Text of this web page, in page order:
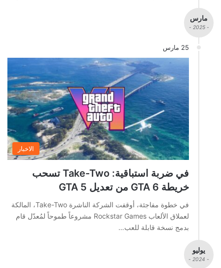
مارس
- 2025 -
25 مارس
الاخبار
في ضربة استباقية: Take-Two تسحب
خريطة GTA 6 من تعديل GTA 5
في خطوة مفاجئة، أوقفت الشركة الناشرة Take-Two، المالكة
لعملاق الألعاب Rockstar Games مشروعاً طموحاً لمُعدّل قام
بدمج نسخة قابلة للعب…
يوليو
- 2024 -